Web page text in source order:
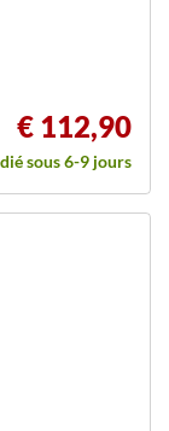
€ 112,90
sous 6-9 jours